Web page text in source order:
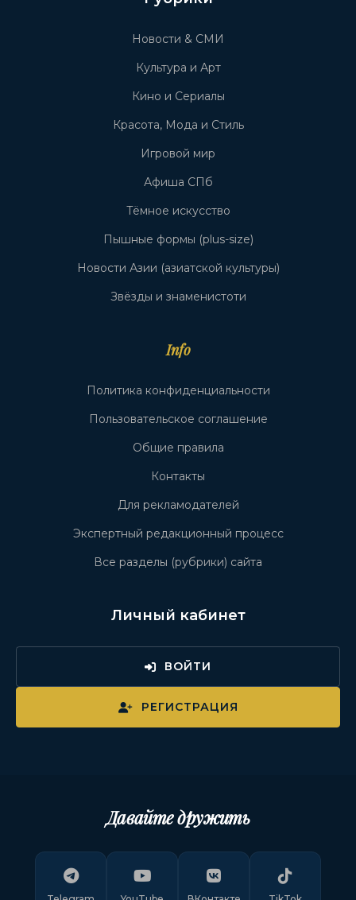
Новости & СМИ
Культура и Арт
Кино и Сериалы
Красота, Мода и Стиль
Игровой мир
Афиша СПб
Тёмное искусство
Пышные формы (plus-size)
Новости Азии (азиатской культуры)
Звёзды и знаменистоти
Info
Политика конфиденциальности
Пользовательское соглашение
Общие правила
Контакты
Для рекламодателей
Экспертный редакционный процесс
Все разделы (рубрики) сайта
Личный кабинет
ВОЙТИ
РЕГИСТРАЦИЯ
Давайте дружить